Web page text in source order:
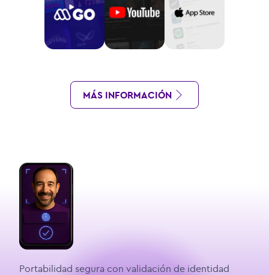
MÁS INFORMACIÓN
Portabilidad segura con validación de identidad